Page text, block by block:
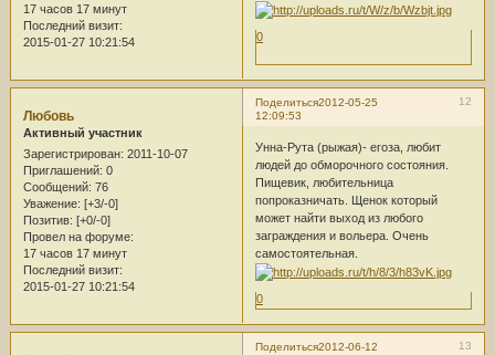
17 часов 17 минут
Последний визит:
2015-01-27 10:21:54
0
Поделиться 12
2012-05-25
12:09:53
Любовь
Активный участник
Зарегистрирован: 2011-10-07
Приглашений: 0
Сообщений: 76
Уважение: [+3/-0]
Позитив: [+0/-0]
Провел на форуме:
17 часов 17 минут
Последний визит:
2015-01-27 10:21:54
Унна-Рута (рыжая)- егоза, любит
людей до обморочного состояния.
Пищевик, любительница
попроказничать. Щенок который
может найти выход из любого
заграждения и вольера. Очень
самостоятельная.
0
Поделиться 13
2012-06-12